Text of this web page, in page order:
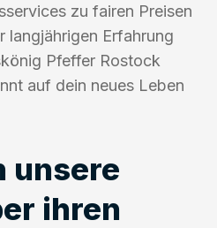
zu fairen Preisen
langjährigen Erfahrung
Pfeffer Rostock
auf dein neues Leben
unsere
ihren